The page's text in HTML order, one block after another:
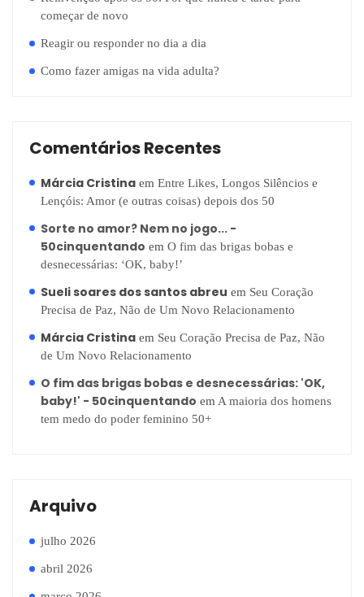
começar de novo
Reagir ou responder no dia a dia
Como fazer amigas na vida adulta?
Comentários Recentes
Márcia Cristina em Entre Likes, Longos Silêncios e
Lençóis: Amor (e outras coisas) depois dos 50
Sorte no amor? Nem no jogo... -
50cinquentando em O fim das brigas bobas e
desnecessárias: ‘OK, baby!’
Sueli soares dos santos abreu em Seu Coração
Precisa de Paz, Não de Um Novo Relacionamento
Márcia Cristina em Seu Coração Precisa de Paz, Não
de Um Novo Relacionamento
O fim das brigas bobas e desnecessárias: 'OK,
baby!' - 50cinquentando em A maioria dos homens
tem medo do poder feminino 50+
Arquivo
julho 2026
abril 2026